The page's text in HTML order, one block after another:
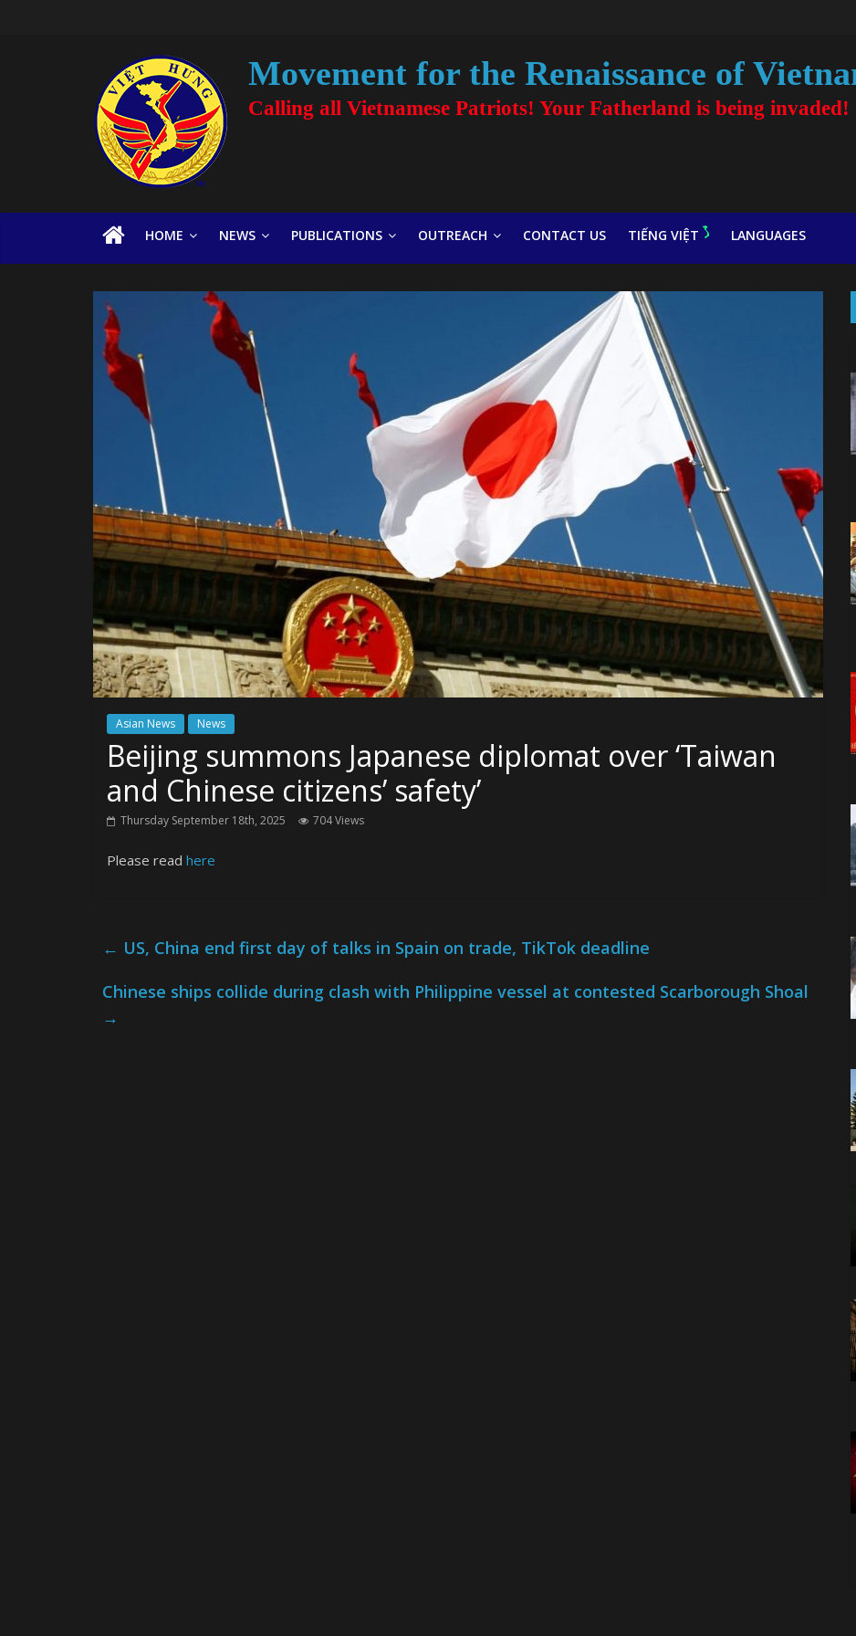
Movement for the Renaissance of
Calling all Vietnamese Patriots! Your Fatherland is being invaded!
HOME NEWS PUBLICATIONS OUTREACH CONTACT US TIẾNG VIỆT LANGUAGES
Asian News News
Beijing summons Japanese diplomat over ‘Taiwan
and Chinese citizens’ safety’
Thursday September 18th, 2025 704 Views
Please read here
← US, China end first day of talks in Spain on trade, TikTok deadline
Chinese ships collide during clash with Philippine vessel at contested Scarborough Shoal
→